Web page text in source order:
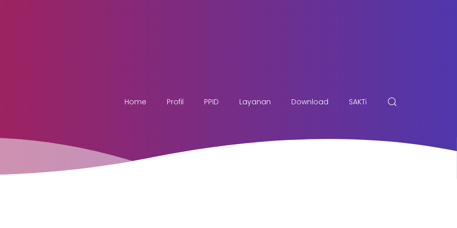
Home Profil PPID Layanan Download SAKTi